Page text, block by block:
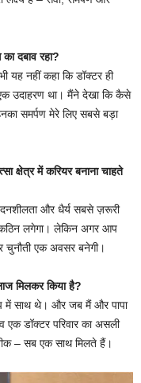
दबाव रहा?
यह नहीं कहा कि डॉक्टर ही
उदाहरण था। मैंने देखा कि कैसे
समर्पण मेरे लिए सबसे बड़ा
क्षेत्र में करियर बनाना चाहते
और धैर्य सबसे ज़रूरी
लगेगा। लेकिन अगर आप
चुनौती एक अवसर बनेगी।
मिलकर किया है?
में साथ थे। और जब मैं और पापा
एक डॉक्टर परिवार का असली
– सब एक साथ मिलते हैं।